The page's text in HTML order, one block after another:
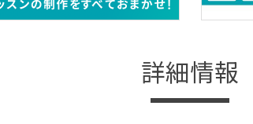
詳細情報